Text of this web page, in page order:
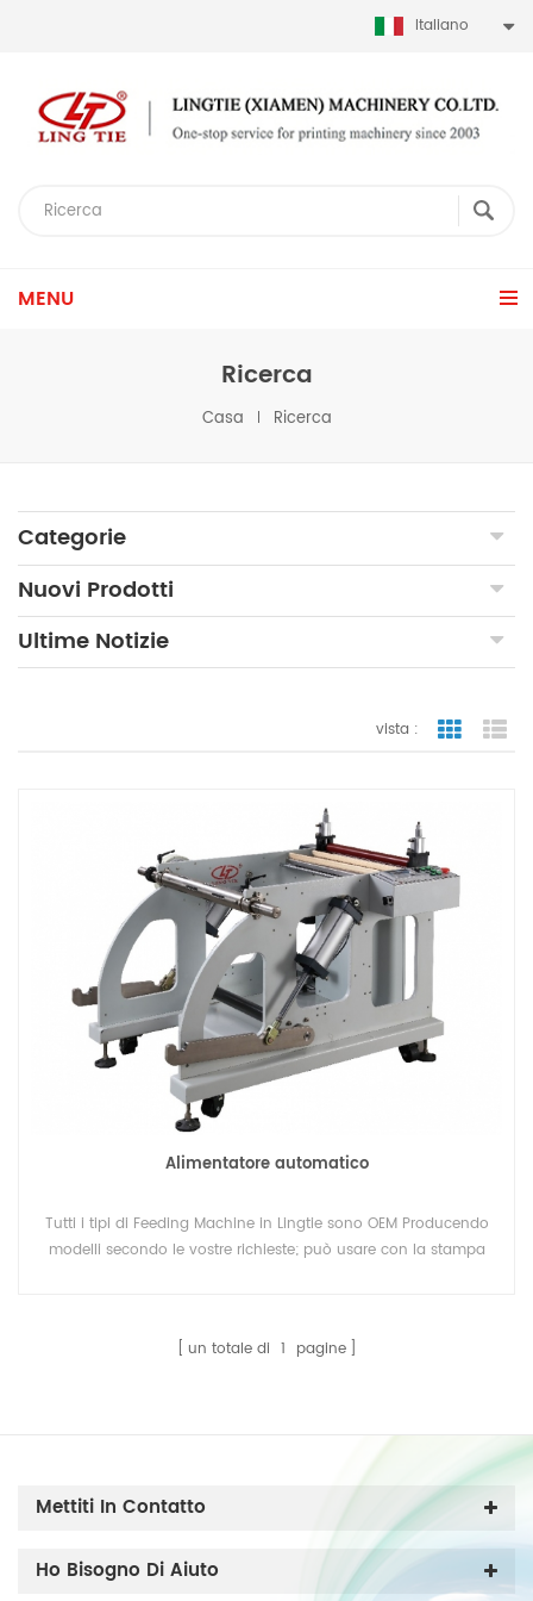
Italiano
MENU
Ricerca
Casa Ricerca
Categorie
Nuovi Prodotti
Ultime Notizie
vista : vista a
Alimentatore automatico
Tutti i tipi di Feeding Machine in Lingtie sono OEM Producendo
modelli secondo le vostre richieste; può usare con la stampa
un totale di 1 pagine
Mettiti In Contatto
Ho Bisogno Di Aiuto